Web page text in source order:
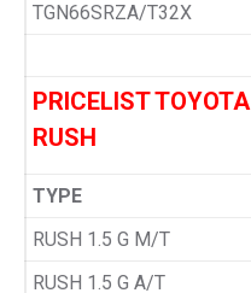
TGN66SRZA/T32X
PRICELIST TOYOTA
RUSH
TYPE
RUSH 1.5 G M/T
RUSH 1.5 G A/T